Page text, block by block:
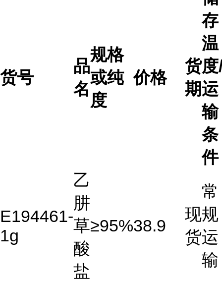
货号
品
名
规格
或纯
度
价格
货
期
存
温
度
运
输
条
件
E194461-
1g
乙
肼
草
酸
盐
≥95%38.9
现
货
常
规
运
输